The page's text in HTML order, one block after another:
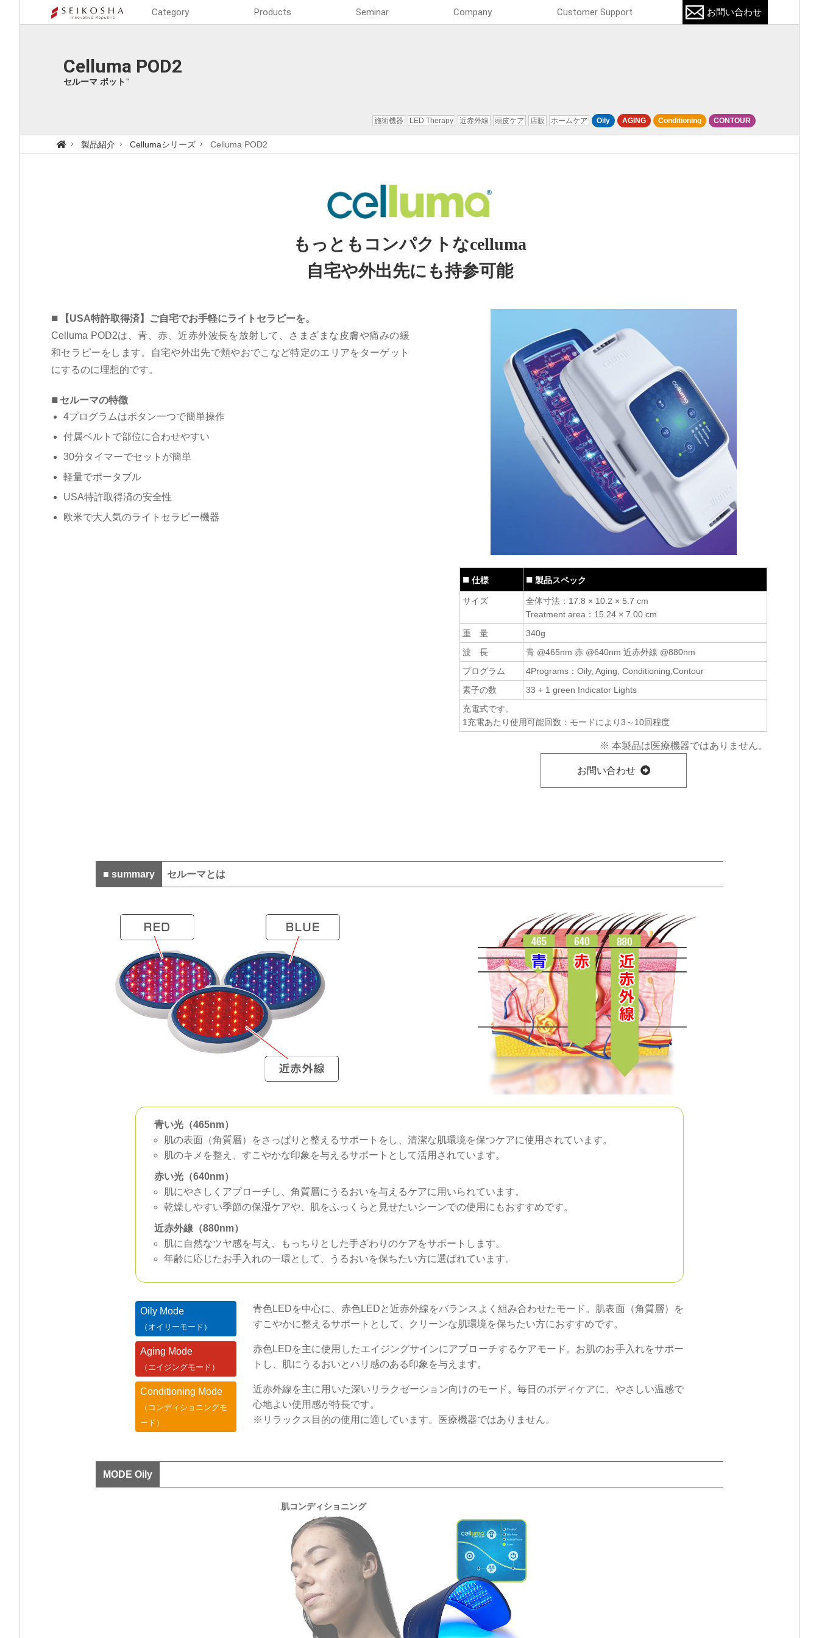
Category Products Seminar Company Customer Support お問い合わせ
Celluma POD2
セルーマ ポット"
施術機器 LED Therapy 近赤外線 頭皮ケア 店販 ホームケア Oily AGING Conditioning CONTOUR
製品紹介 Cellumaシリーズ Celluma POD2
もっともコンパクトなcelluma
自宅や外出先にも持参可能
【USA特許取得済】ご自宅でお手軽にライトセラピーを。
Celluma POD2は、青、赤、近赤外波長を放射して、さまざまな皮膚や痛みの緩
和セラピーをします。自宅や外出先で頬やおでこなど特定のエリアをターゲット
にするのに理想的です。
セルーマの特徴
4プログラムはボタン一つで簡単操作
付属ベルトで部位に合わせやすい
30分タイマーでセットが簡単
軽量でポータブル
USA特許取得済の安全性
欧米で大人気のライトセラピー機器
仕様 製品スペック
サイズ
全体寸法：17.8 × 10.2 × 5.7 cm
Treatment area：15.24 × 7.00 cm
重 量
340g
波 長
青 @465nm 赤 @640nm 近赤外線 @880nm
プログラム
4Programs：Oily, Aging, Conditioning,Contour
素子の数
33 + 1 green Indicator Lights
充電式です。
1充電あたり使用可能回数：モードにより3～10回程度
※ 本製品は医療機器ではありません。
お問い合わせ
■ summary セルーマとは
青い光（465nm）
肌の表面（角質層）をさっぱりと整えるサポートをし、清潔な肌環境を保つケアに使用されています。
肌のキメを整え、すこやかな印象を与えるサポートとして活用されています。
赤い光（640nm）
肌にやさしくアプローチし、角質層にうるおいを与えるケアに用いられています。
乾燥しやすい季節の保湿ケアや、肌をふっくらと見せたいシーンでの使用にもおすすめです。
近赤外線（880nm）
肌に自然なツヤ感を与え、もっちりとした手ざわりのケアをサポートします。
年齢に応じたお手入れの一環として、うるおいを保ちたい方に選ばれています。
Oily Mode
（オイリーモード）
青色LEDを中心に、赤色LEDと近赤外線をバランスよく組み合わせたモード。肌表面（角質層）を
すこやかに整えるサポートとして、クリーンな肌環境を保ちたい方におすすめです。
Aging Mode
（エイジングモード）
赤色LEDを主に使用したエイジングサインにアプローチするケアモード。お肌のお手入れをサポー
トし、肌にうるおいとハリ感のある印象を与えます。
Conditioning Mode
（コンディショニングモ
ード）
近赤外線を主に用いた深いリラクゼーション向けのモード。毎日のボディケアに、やさしい温感で
心地よい使用感が特長です。
※リラックス目的の使用に適しています。医療機器ではありません。
MODE Oily
肌コンディショニング